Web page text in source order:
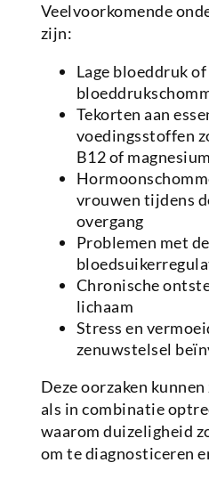
Veelvoorkomende
zijn:
Lage bloeddruk of
Tekorten aan
voedingsstoffen
B12 of magnesium
vrouwen tijdens
overgang
Problemen met de
Chronische
lichaam
Stress en
zenuwstelsel
Deze oorzaken
als in combinatie
waarom duizeligheid
om te diagnosticeren